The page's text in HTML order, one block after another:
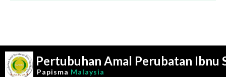
Pertubuhan Amal Perubatan Ibnu
Papisma Malaysia